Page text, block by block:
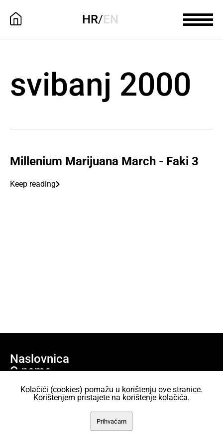
HR/EN
svibanj 2000
Millenium Marijuana March - Faki 3
Keep reading
Naslovnica
O nama
Učlani se
Projekti
AKC Attack Sav sadržaj dan je na korištenje pod licencom Creative
Kolačići (cookies) pomažu u korištenju ove stranice.
Korištenjem pristajete na korištenje kolačića.
Prihvaćam